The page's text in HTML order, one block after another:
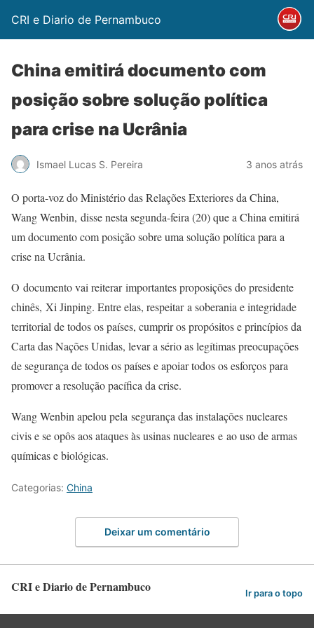
CRI e Diario de Pernambuco
China emitirá documento com
posição sobre solução política
para crise na Ucrânia
Ismael Lucas S. Pereira 3 anos atrás
O porta-voz do Ministério das Relações Exteriores da China,
Wang Wenbin, disse nesta segunda-feira (20) que a China emitirá
um documento com posição sobre uma solução política para a
crise na Ucrânia.
O documento vai reiterar importantes proposições do presidente
chinês, Xi Jinping. Entre elas, respeitar a soberania e integridade
territorial de todos os países, cumprir os propósitos e princípios da
Carta das Nações Unidas, levar a sério as legítimas preocupações
de segurança de todos os países e apoiar todos os esforços para
promover a resolução pacífica da crise.
Wang Wenbin apelou pela segurança das instalações nucleares
civis e se opôs aos ataques às usinas nucleares e ao uso de armas
químicas e biológicas.
Categorias: China
Deixar um comentário
CRI e Diario de Pernambuco Ir para o topo